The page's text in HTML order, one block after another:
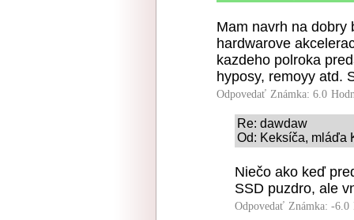
Mam navrh na dobry
hardwarove
kazdeho polroka
hyposy, remoyy atd.
Odpovedať Známka: 6.0
Re: dawdaw
Od: Keksíča, mláďa
Niečo ako keď
SSD puzdro, ale
Odpovedať Známka: -6.0